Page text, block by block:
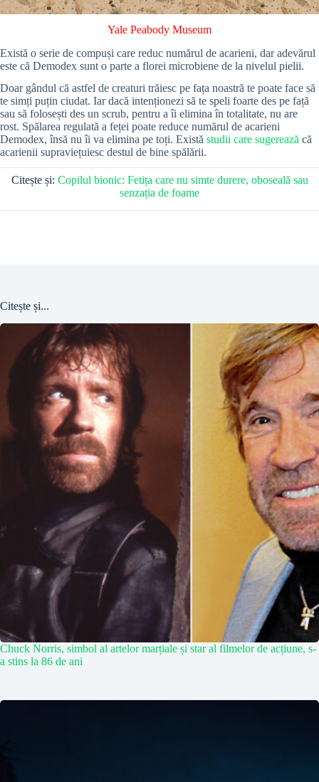
Yale Peabody Museum
Există o serie de compuși care reduc numărul de acarieni, dar adevărul
este că Demodex sunt o parte a florei microbiene de la nivelul pielii.
Doar gândul că astfel de creaturi trăiesc pe fața noastră te poate face să
te simți puțin ciudat. Iar dacă intenționezi să te speli foarte des pe față
sau să folosești des un scrub, pentru a îi elimina în totalitate, nu are
rost. Spălarea regulată a feței poate reduce numărul de acarieni
Demodex, însă nu îi va elimina pe toți. Există studii care sugerează că
acarienii supraviețuiesc destul de bine spălării.
Citește și: Copilul bionic: Fetița care nu simte durere, oboseală sau
senzația de foame
Citește și...
Chuck Norris, simbol al artelor marțiale și star al filmelor de acțiune, s-
a stins la 86 de ani